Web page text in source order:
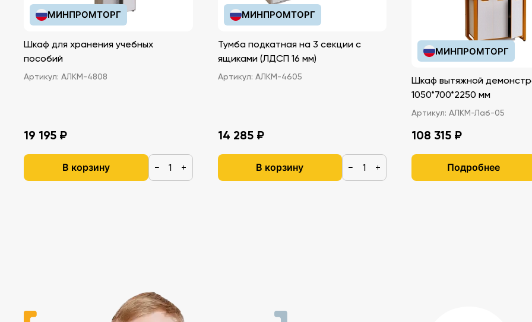
МИНПРОМТОРГ
Шкаф для хранения учебных
пособий
Артикул: АЛКМ-4808
19 195 ₽
В корзину − +
МИНПРОМТОРГ
Тумба подкатная на 3 секции с
ящиками (ЛДСП 16 мм)
Артикул: АЛКМ-4605
14 285 ₽
В корзину − +
МИНПРОМТОРГ
Шкаф вытяжной
1050*700*2250 мм
Артикул: АЛКМ-Лаб-05
108 315 ₽
Подробнее